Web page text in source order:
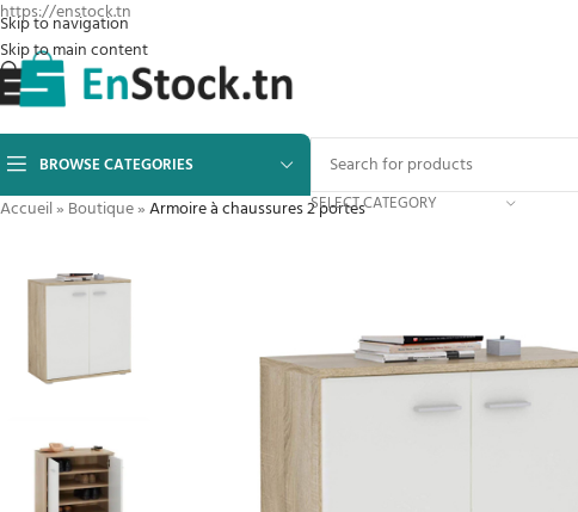
https://enstock.tn
Skip to navigation
Skip to main content
BROWSE CATEGORIES
SELECT CATEGORY
Accueil» Boutique»Armoire à chaussures 2 portes